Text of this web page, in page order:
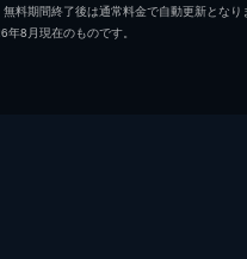
期間終了後は通常料金で自動更新となり
8月現在のものです。